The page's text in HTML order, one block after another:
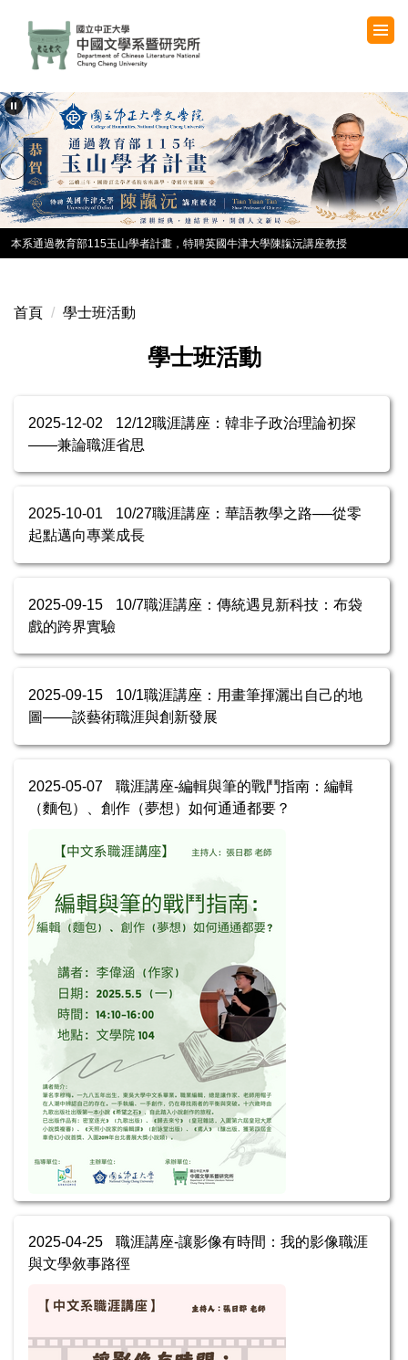
內
容
區
本系通過教育部115玉山學者計畫，特聘英國牛津大學陳靝沅講座教授
首頁 學士班活動
學士班活動
2025-12-02
12/12職涯講座：韓非子政治理論初探
——兼論職涯省思
2025-10-01
10/27職涯講座：華語教學之路──從零
起點邁向專業成長
2025-09-15
10/7職涯講座：傳統遇見新科技：布袋
戲的跨界實驗
2025-09-15
10/1職涯講座：用畫筆揮灑出自己的地
圖——談藝術職涯與創新發展
2025-05-07
職涯講座-編輯與筆的戰鬥指南：編輯
（麵包）、創作（夢想）如何通通都要？
2025-04-25
職涯講座-讓影像有時間：我的影像職涯
與文學敘事路徑